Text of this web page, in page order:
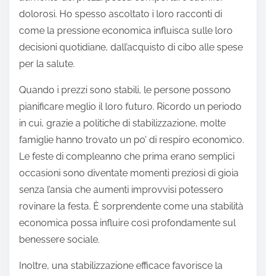
dolorosi. Ho spesso ascoltato i loro racconti di
come la pressione economica influisca sulle loro
decisioni quotidiane, dall’acquisto di cibo alle spese
per la salute.
Quando i prezzi sono stabili, le persone possono
pianificare meglio il loro futuro. Ricordo un periodo
in cui, grazie a politiche di stabilizzazione, molte
famiglie hanno trovato un po’ di respiro economico.
Le feste di compleanno che prima erano semplici
occasioni sono diventate momenti preziosi di gioia
senza l’ansia che aumenti improvvisi potessero
rovinare la festa. È sorprendente come una stabilità
economica possa influire così profondamente sul
benessere sociale.
Inoltre, una stabilizzazione efficace favorisce la